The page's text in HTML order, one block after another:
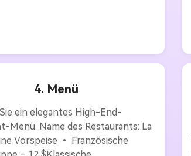
4. Menü
ein elegantes High-End-
Menü. Name des Restaurants: La
Vorspeise • Französische